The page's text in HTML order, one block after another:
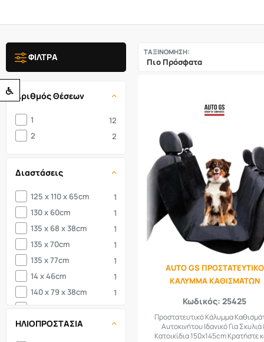
Προσβασιμότητα
ΦΙΛΤΡΑ
Αριθμός Θέσεων
1
12
2
2
Διαστάσεις
125 x 110 x 65cm
1
130 x 60cm
1
135 x 68 x 38cm
1
135 x 70cm
1
135 x 77cm
1
14 x 46cm
1
140 x 79 x 38cm
1
145 x 60cm
1
ΗΛΙΟΠΡΟΣΤΑΣΙΑ
ΤΑΞΙΝΟΜΗΣΗ:
AUTO GS ΠΡΟΣΤΑΤΕΥΤΙΚΟ
ΚΑΛΥΜΜΑ ΚΑΘΙΣΜΑΤΩΝ
Κωδικός: 25425
Προστατευτικό Κάλυμμα
Αυτοκινήτου Ιδανικό Για Σκυλιά
Κατοικίδια 150x145cm Κρατήστε